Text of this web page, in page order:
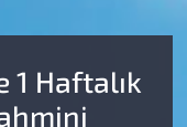
1 Haftalık